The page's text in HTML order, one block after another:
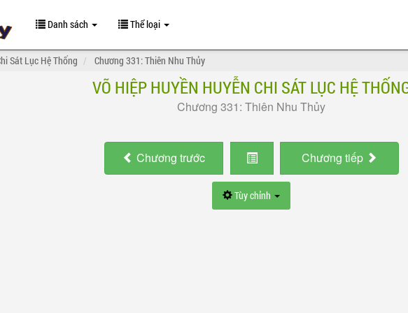
Danh sách Thể loại
Sát Lục Hệ Thống Chương 331: Thiên Nhu Thủy
VÕ HIỆP HUYỀN HUYỄN CHI SÁT LỤC HỆ
Chương 331: Thiên Nhu Thủy
Chương trước Chương tiếp
Tùy chỉnh